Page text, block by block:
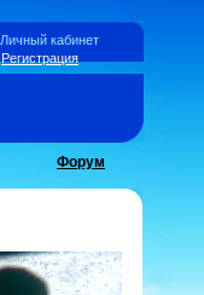
Регистрация
Личный кабинет
Форум